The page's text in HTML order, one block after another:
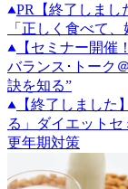
PR 【終了しま
「正しく食べて
【セミナー開催
バランス･トーク
訣を知る”
【終了しまし
る」ダイエットセ
更年期対策